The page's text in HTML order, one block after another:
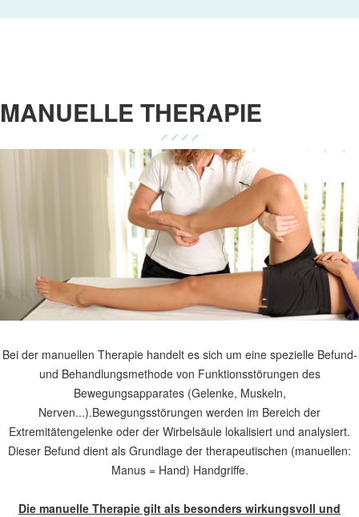
MANUELLE THERAPIE
Bei der manuellen Therapie handelt es sich um eine spezielle Befund-
und Behandlungsmethode von Funktionsstörungen des
Bewegungsapparates (Gelenke, Muskeln,
Nerven...).Bewegungsstörungen werden im Bereich der
Extremitätengelenke oder der Wirbelsäule lokalisiert und analysiert.
Dieser Befund dient als Grundlage der therapeutischen (manuellen:
Manus = Hand) Handgriffe.
Die manuelle Therapie gilt als besonders wirkungsvoll und